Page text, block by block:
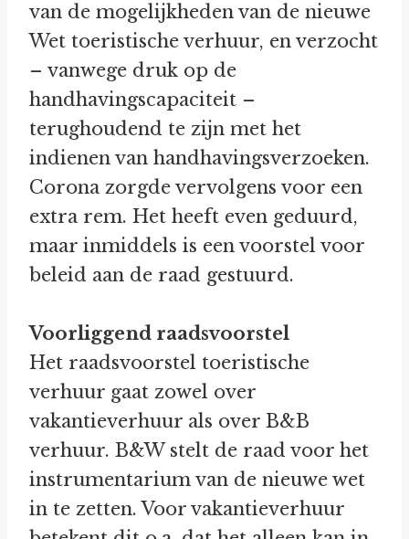
van de mogelijkheden van de nieuwe
Wet toeristische verhuur, en verzocht
– vanwege druk op de
handhavingscapaciteit –
terughoudend te zijn met het
indienen van handhavingsverzoeken.
Corona zorgde vervolgens voor een
extra rem. Het heeft even geduurd,
maar inmiddels is een voorstel voor
beleid aan de raad gestuurd.
Voorliggend raadsvoorstel
Het raadsvoorstel toeristische
verhuur gaat zowel over
vakantieverhuur als over B&B
verhuur. B&W stelt de raad voor het
instrumentarium van de nieuwe wet
in te zetten. Voor vakantieverhuur